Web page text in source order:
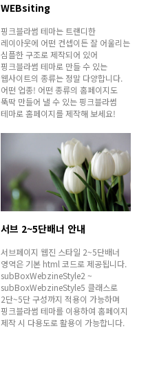
WEBsiting
핑크블라썸 테마는 트랜디한
레이아웃에 어떤 컨셉이든 잘 어울리는
심플한 구조로 제작되어 있어
핑크블라썸 테마로 만들 수 있는
웹사이트의 종류는 정말 다양합니다.
어떤 업종! 어떤 종류의 홈페이지도
뚝딱 만들어 낼 수 있는 핑크블라썸
테마로 홈페이지를 제작해 보세요!
서브 2~5단배너 안내
서브페이지 웹진 스타일 2~5단배너
영역은 기본 html 코드로 제공됩니다.
subBoxWebzineStyle2 ~
subBoxWebzineStyle5 클래스로
2단~5단 구성까지 적용이 가능하며
핑크블라썸 테마를 이용하여 홈페이지
제작 시 다용도로 활용이 가능합니다.